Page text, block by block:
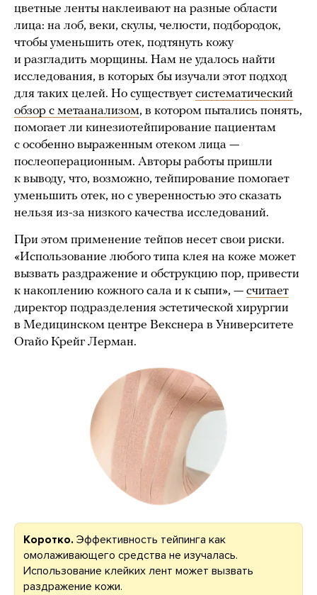
цветные ленты наклеивают на разные области
лица: на лоб, веки, скулы, челюсти, подбородок,
чтобы уменьшить отек, подтянуть кожу
и разгладить морщины. Нам не удалось найти
исследования, в которых бы изучали этот подход
для таких целей. Но существует систематический
обзор с метаанализом, в котором пытались понять,
помогает ли кинезиотейпирование пациентам
с особенно выраженным отеком лица —
послеоперационным. Авторы работы пришли
к выводу, что, возможно, тейпирование помогает
уменьшить отек, но с уверенностью это сказать
нельзя из-за низкого качества исследований.
При этом применение тейпов несет свои риски.
«Использование любого типа клея на коже может
вызвать раздражение и обструкцию пор, привести
к накоплению кожного сала и к сыпи», — считает
директор подразделения эстетической хирургии
в Медицинском центре Векснера в Университете
Огайо Крейг Лерман.
Коротко. Эффективность тейпинга как
омолаживающего средства не изучалась.
Использование клейких лент может вызвать
раздражение кожи.